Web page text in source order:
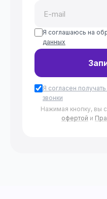
Я соглашаюсь на
данных
Я согласен
звонки
Нажимая кнопку, вы
офертой и